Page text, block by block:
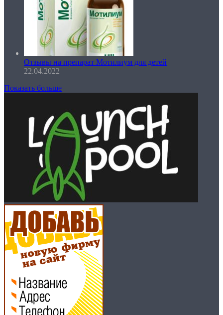
Отзывы на препарат Мотилиум для детей
22.04.2022
Показать больше